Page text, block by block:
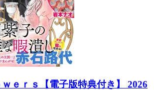
ｅｒｓ【電子版特典付き】 2026